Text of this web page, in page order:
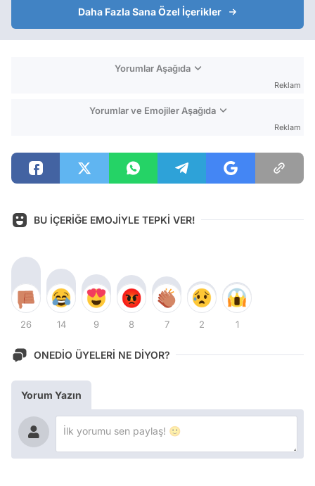
Daha Fazla Sana Özel İçerikler
Yorumlar Aşağıda
Reklam
Yorumlar ve Emojiler Aşağıda
Reklam
BU İÇERİĞE EMOJİYLE TEPKİ VER!
26 14 9 8 7 2 1
ONEDİO ÜYELERİ NE DİYOR?
Yorum Yazın